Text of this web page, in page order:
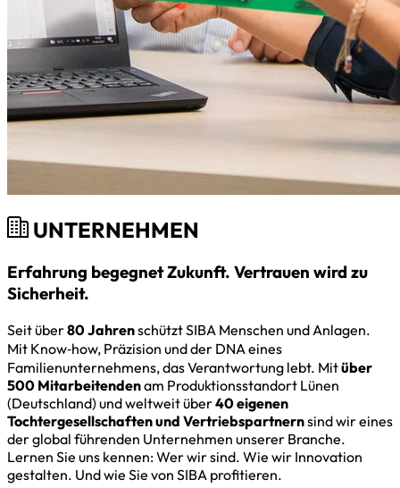
UNTERNEHMEN
Erfahrung begegnet Zukunft. Vertrauen wird zu
Sicherheit.
Seit über80 Jahrenschützt SIBA Menschen und Anlagen.
Mit Know‑how, Präzision und der DNA eines
Familienunternehmens, das Verantwortung lebt. Mitüber
500 Mitarbeitendenam Produktionsstandort Lünen
(Deutschland) und weltweit über40 eigenen
Tochtergesellschaften und Vertriebspartnernsind wir eines
der global führenden Unternehmen unserer Branche.
Lernen Sie uns kennen: Wer wir sind. Wie wir Innovation
gestalten. Und wie Sie von SIBA profitieren.